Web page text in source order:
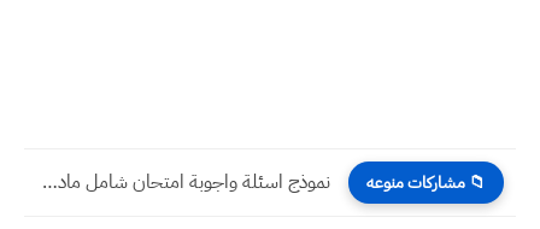
📁 مشاركات منوعه نموذج اسئلة واجوبة امتحان شامل مادة اللغة الانكليزية للصف السادس...